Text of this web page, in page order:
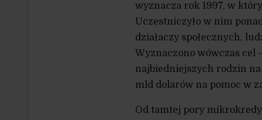
wyznacza rok 1997, w
Uczestniczyło w nim
działaczy społecznych,
Wyznaczono wówczas cel
najbiedniejszych rodzin
mld dolarów na pomoc w
Od tamtej pory